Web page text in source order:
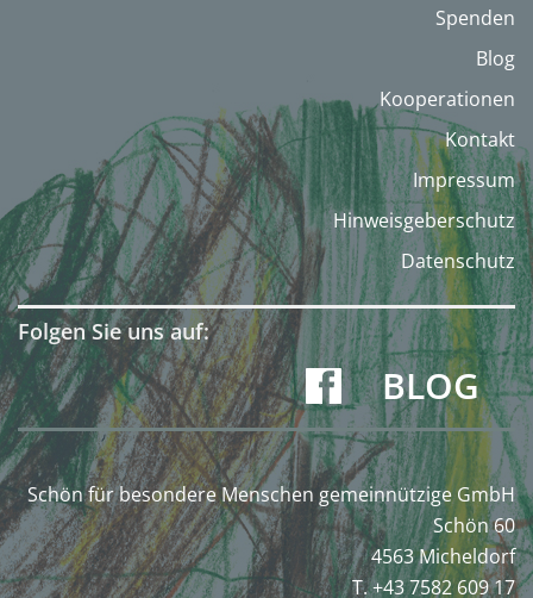
Spenden
Blog
Kooperationen
Kontakt
Impressum
Hinweisgeberschutz
Datenschutz
Folgen Sie uns auf:
BLOG
Schön für besondere Menschen gemeinnützige GmbH
Schön 60
4563 Micheldorf
T. +43 7582 609 17